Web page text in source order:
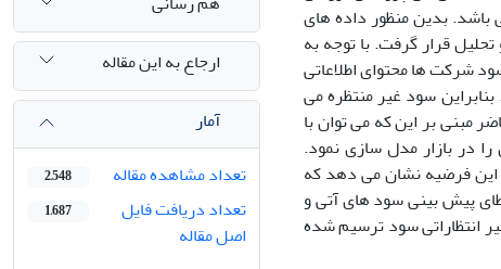
باشد. بدین منظور داده های
بین سال های 1386 تا 1396 مورد تجزیه و تحلیل قرار گرفت. با توجه به
شرکت ها محتوای اطلاعاتی
سود غیر منتظره می
مبنی بر این که می توان با
در بازار مدل سازی نمود.
این فرضیه نشان می دهد که
پیش بینی سود های آتی و
انتظاراتی سود ترسیم شده
ارجاع به این مقاله
آمار
تعداد مشاهده مقاله
2,548
تعداد دریافت فایل
اصل مقاله
1,687